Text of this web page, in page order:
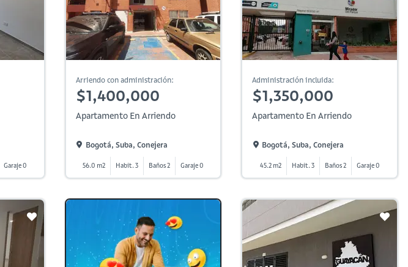
Garaje 0
Arriendo con administración:
$1,400,000
Apartamento En Arriendo
Bogotá, Suba, Conejera
56.0 m2 Habit. 3 Baños 2 Garaje 0
Administración incluida:
$1,350,000
Apartamento En Arriendo
Bogotá, Suba, Conejera
45.2 m2 Habit. 3 Baños 2 Garaje 0